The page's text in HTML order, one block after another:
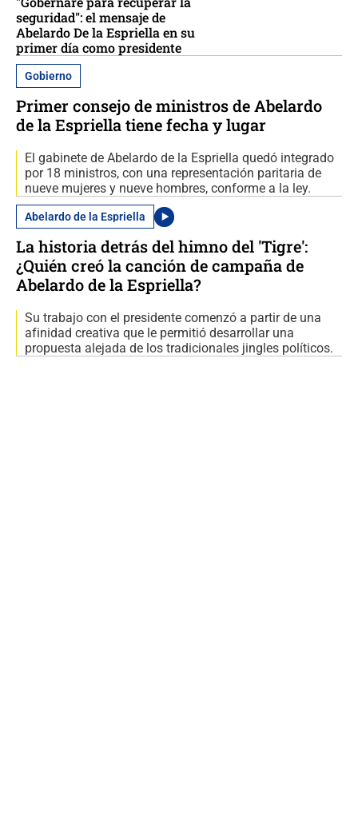
seguridad": el mensaje de
Abelardo De la Espriella en su
primer día como presidente
Gobierno
Primer consejo de ministros de Abelardo
de la Espriella tiene fecha y lugar
El gabinete de Abelardo de la Espriella quedó integrado
por 18 ministros, con una representación paritaria de
nueve mujeres y nueve hombres, conforme a la ley.
Abelardo de la Espriella
La historia detrás del himno del 'Tigre':
¿Quién creó la canción de campaña de
Abelardo de la Espriella?
Su trabajo con el presidente comenzó a partir de una
afinidad creativa que le permitió desarrollar una
propuesta alejada de los tradicionales jingles políticos.